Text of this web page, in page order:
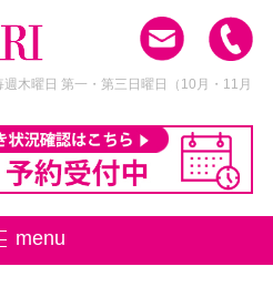
週木曜日 第一・第三日曜日
（10月・11月
menu